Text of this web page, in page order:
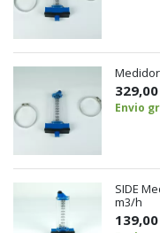
329,00
Envio
SIDE
m3/h
139,00